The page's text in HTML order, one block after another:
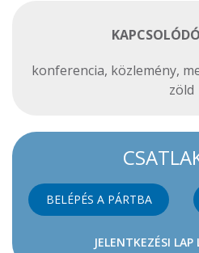
konferencia, közlemény,
zöld
BELÉPÉS A PÁRTBA
JELENTKEZÉSI